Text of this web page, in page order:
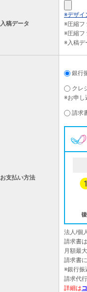
入稿データ
※デザイ
※圧縮フ
※圧縮フ
※入稿デ
お支払い方法
銀行
クレ
※お申し
請求
法人/個
請求書
月額最
請求書
※銀行振
請求代
詳細は